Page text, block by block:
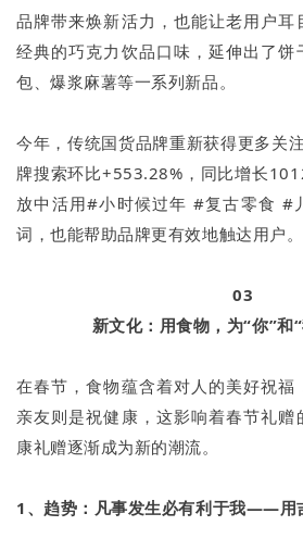
品牌带来焕新活力，也能让老用户耳
经典的巧克力饮品口味，延伸出了饼
包、爆浆麻薯等一系列新品。
今年，传统国货品牌重新获得更多关
牌搜索环比+553.28%，同比增长
放中活用#小时候过年 #复古零食 #
词，也能帮助品牌更有效地触达用户。
03
新文化：用食物，为“你”和
在春节，食物蕴含着对人的美好祝福
亲友则是祝健康，这影响着春节礼赠
康礼赠逐渐成为新的潮流。
1、趋势：凡事发生必有利于我——用